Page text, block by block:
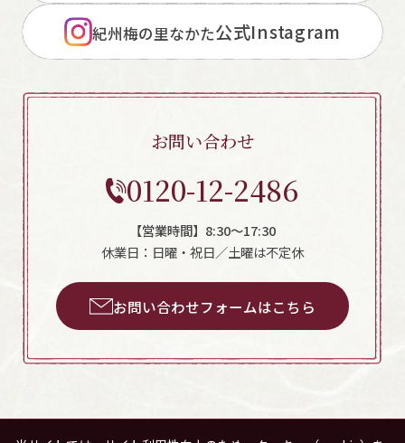
紀州梅の里なかた公式Instagram
お問い合わせ
0120-12-2486
【営業時間】8:30～17:30
休業日：日曜・祝日／土曜は不定休
お問い合わせフォームはこちら